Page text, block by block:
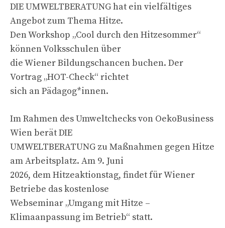
DIE UMWELTBERATUNG hat ein vielfältiges
Angebot zum Thema Hitze.
Den Workshop „Cool durch den Hitzesommer“
können Volksschulen über
die Wiener Bildungschancen buchen. Der
Vortrag „HOT-Check“ richtet
sich an Pädagog*innen.
Im Rahmen des Umweltchecks von OekoBusiness
Wien berät DIE
UMWELTBERATUNG zu Maßnahmen gegen Hitze
am Arbeitsplatz. Am 9. Juni
2026, dem Hitzeaktionstag, findet für Wiener
Betriebe das kostenlose
Webseminar „Umgang mit Hitze –
Klimaanpassung im Betrieb“ statt.